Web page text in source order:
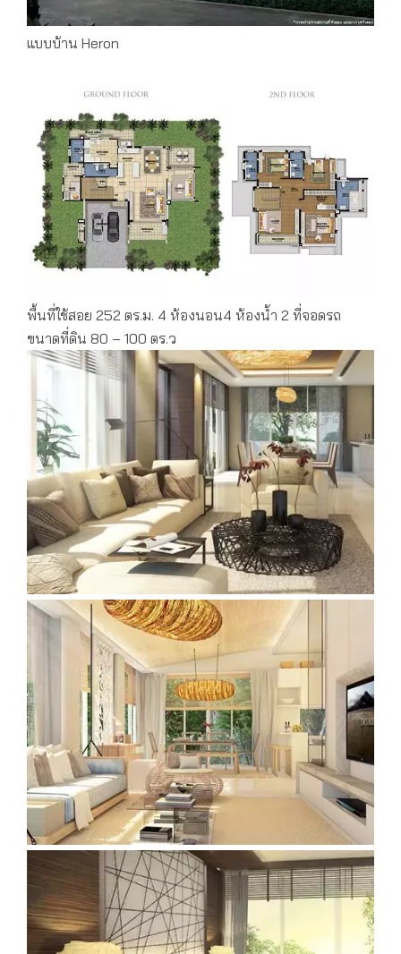
แบบบ้าน Heron
พื้นที่ใช้สอย 252 ตร.ม. 4 ห้องนอน4 ห้องน้ำ 2 ที่จอดรถ
ขนาดที่ดิน 80 – 100 ตร.ว